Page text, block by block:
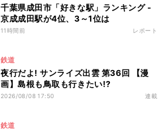
千葉県成田市「好きな駅」ランキング -
京成成田駅が4位、3～1位は
11時間前 レポート
鉄道
夜行だよ! サンライズ出雲 第36回 【漫
画】島根も鳥取も行きたい!?
2026/08/08 17:50 連載
鉄道